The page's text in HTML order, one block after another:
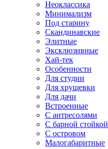
Неоклассика
Минимализм
Под старину
Скандинавские
Элитные
Эксклюзивные
Хай-тек
Особенности
Для студии
Для хрущевки
Для дачи
Встроенные
С антресолями
С барной стойкой
С островом
Малогабаритные